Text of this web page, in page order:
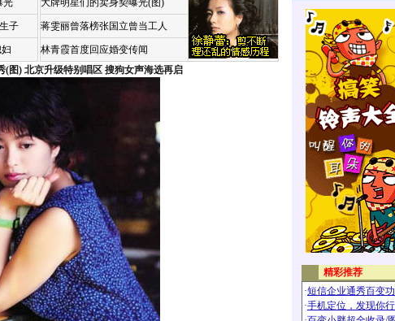
光
子
大牌明星们的卖身契曝光(图)
蒋雯丽曾落榜张国立曾当工人
林青霞首度回应婚变传闻
(图) 北京升级特别唱区 搜狗女声海选再启